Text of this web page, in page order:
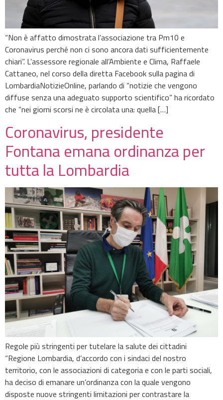
“Non è affatto dimostrata l’associazione tra Pm10 e
Coronavirus perché non ci sono ancora dati sufficientemente
chiari”. L’assessore regionale all’Ambiente e Clima, Raffaele
Cattaneo, nel corso della diretta Facebook sulla pagina di
LombardiaNotizieOnline, parlando di “notizie che vengono
diffuse senza una adeguato supporto scientifico” ha ricordato
che “nei giorni scorsi ne è circolata una: quella […]
Coronavirus, presidente
Fontana emana ordinanza per
tutta la Lombardia
Regole più stringenti per tutelare la salute dei cittadini
“Regione Lombardia, d’accordo con i sindaci del nostro
territorio, con le associazioni di categoria e con le parti sociali,
ha deciso di emanare un’ordinanza con la quale vengono
disposte nuove stringenti limitazioni per contrastare la